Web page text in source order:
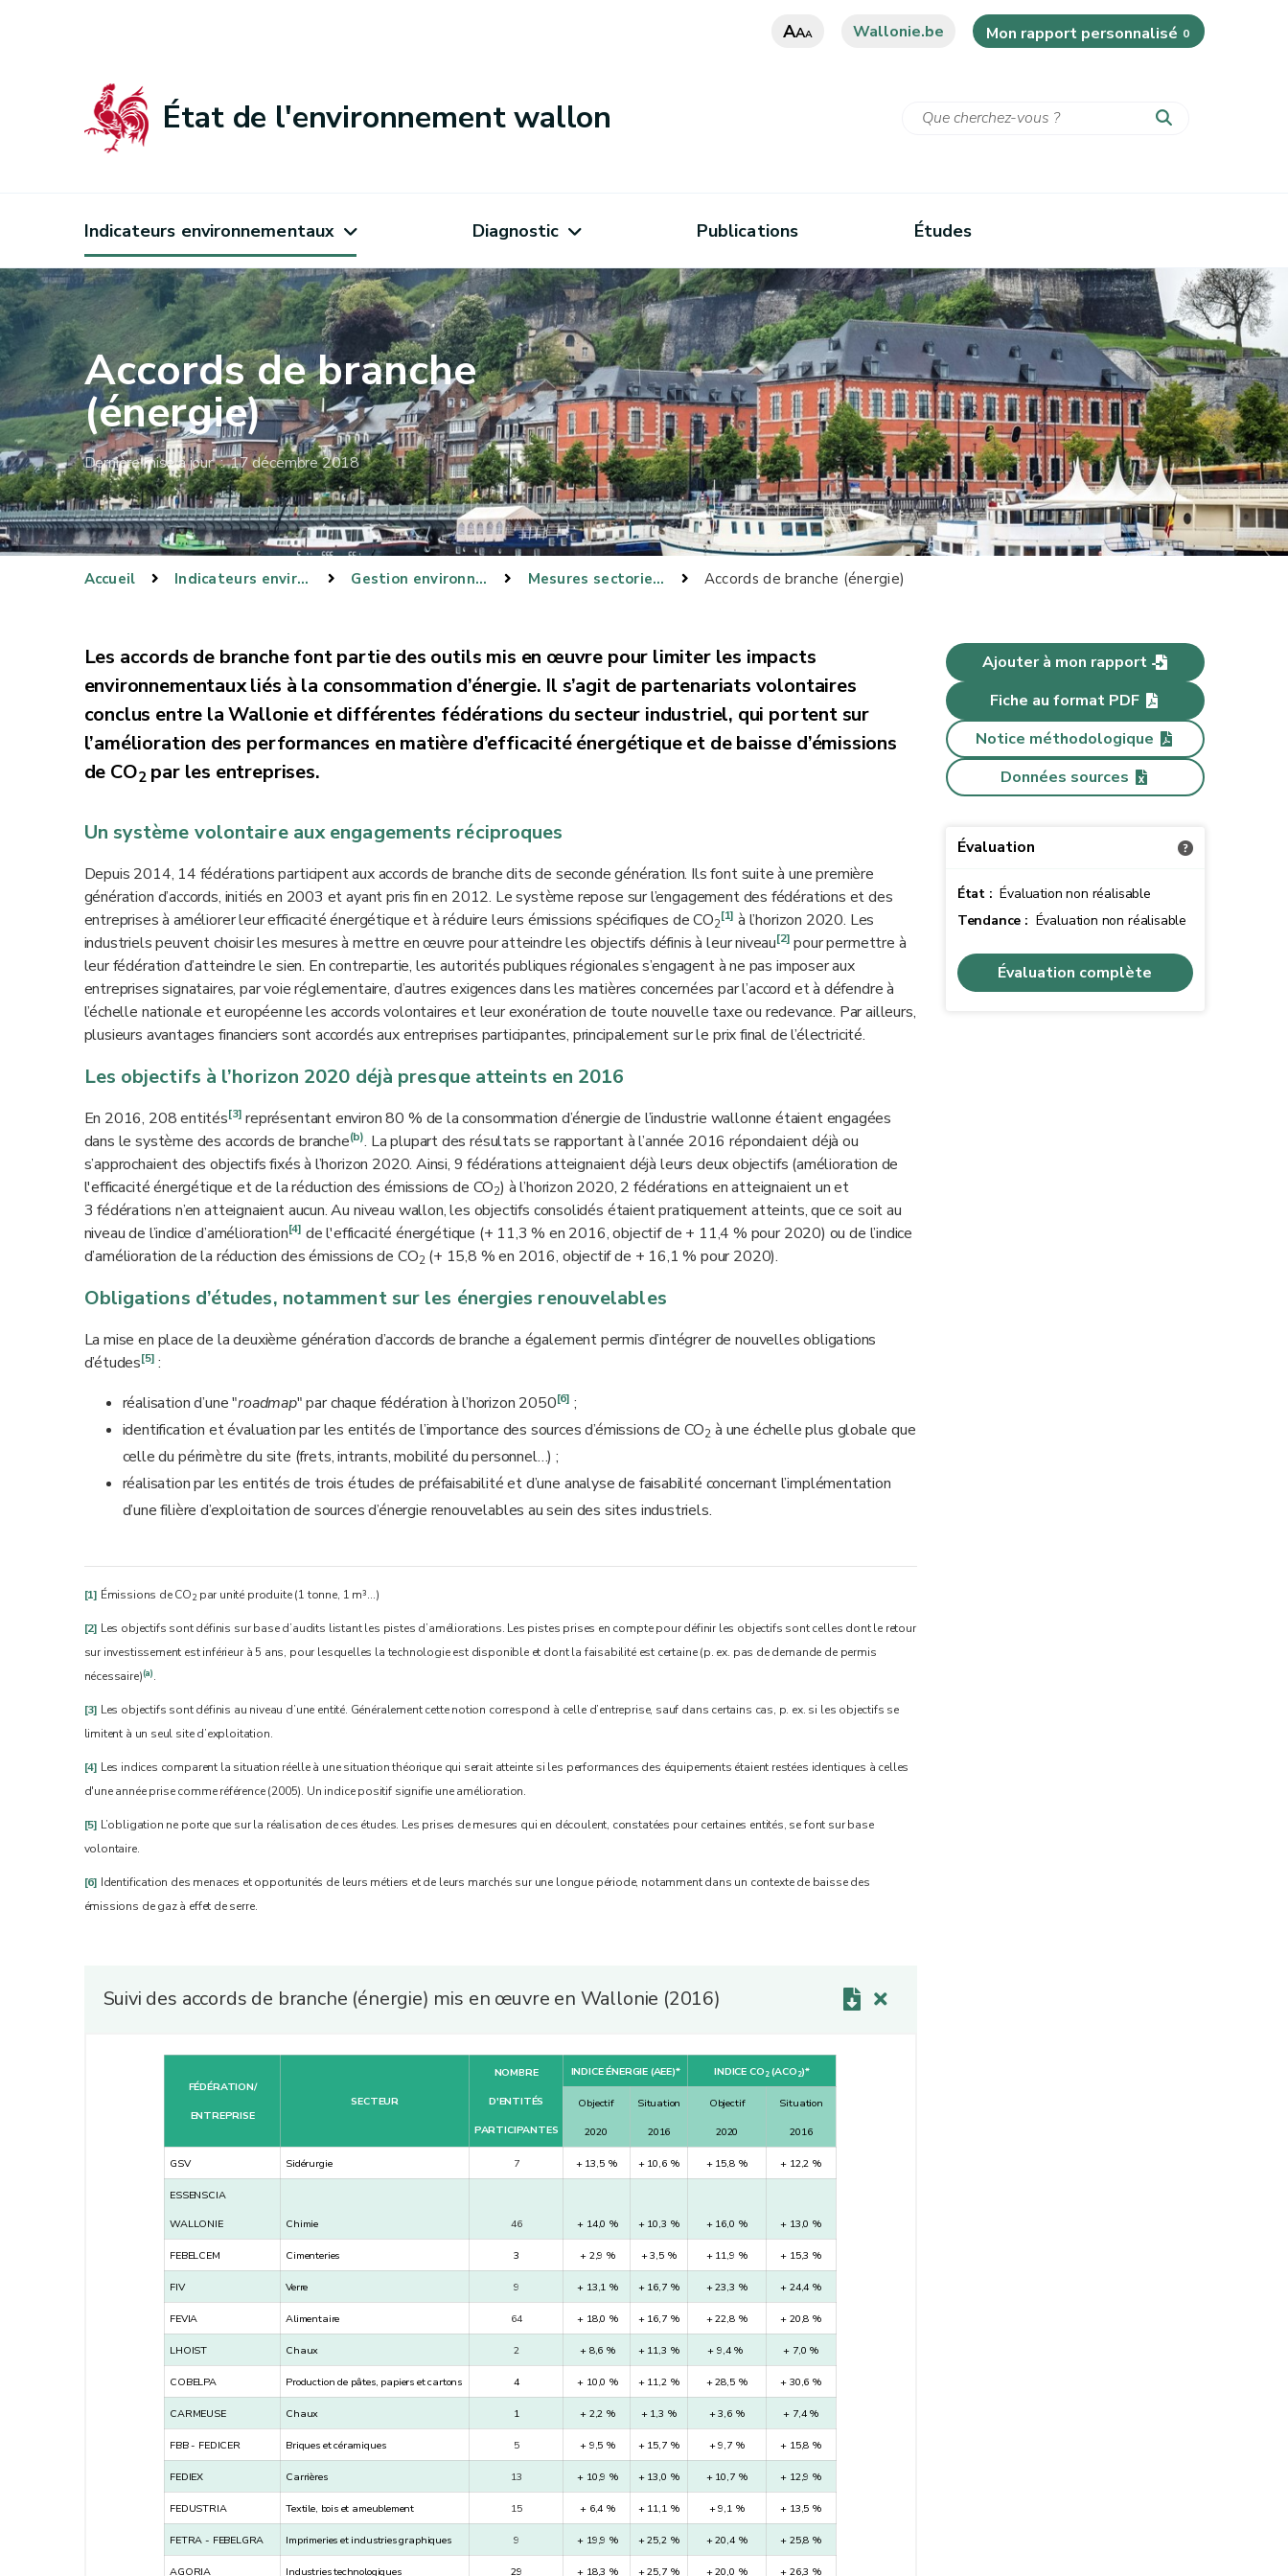
AAA Wallonie.be Mon rapport personnalisé 0
État de l'environnement wallon
Indicateurs environnementaux Diagnostic Publications Études
Accords de branche
(énergie)
Dernière mise à jour : 17 décembre 2018
Accueil Indicateurs environnementaux Gestion environnementale Mesures sectorielles Accords de branche (énergie)
Les accords de branche font partie des outils mis en œuvre pour limiter les impacts
environnementaux liés à la consommation d’énergie. Il s’agit de partenariats volontaires
conclus entre la Wallonie et différentes fédérations du secteur industriel, qui portent sur
l’amélioration des performances en matière d’efficacité énergétique et de baisse d’émissions
de CO2 par les entreprises.
Un système volontaire aux engagements réciproques
Depuis 2014, 14 fédérations participent aux accords de branche dits de seconde génération. Ils font suite à une première
génération d’accords, initiés en 2003 et ayant pris fin en 2012. Le système repose sur l’engagement des fédérations et des
entreprises à améliorer leur efficacité énergétique et à réduire leurs émissions spécifiques de CO2
[1] à l’horizon 2020. Les
industriels peuvent choisir les mesures à mettre en œuvre pour atteindre les objectifs définis à leur niveau[2] pour permettre à
leur fédération d’atteindre le sien. En contrepartie, les autorités publiques régionales s’engagent à ne pas imposer aux
entreprises signataires, par voie réglementaire, d’autres exigences dans les matières concernées par l’accord et à défendre à
l’échelle nationale et européenne les accords volontaires et leur exonération de toute nouvelle taxe ou redevance. Par ailleurs,
plusieurs avantages financiers sont accordés aux entreprises participantes, principalement sur le prix final de l’électricité.
Les objectifs à l’horizon 2020 déjà presque atteints en 2016
En 2016, 208 entités[3] représentant environ 80 % de la consommation d’énergie de l’industrie wallonne étaient engagées
dans le système des accords de branche(b). La plupart des résultats se rapportant à l’année 2016 répondaient déjà ou
s’approchaient des objectifs fixés à l’horizon 2020. Ainsi, 9 fédérations atteignaient déjà leurs deux objectifs (amélioration de
l'efficacité énergétique et de la réduction des émissions de CO2) à l’horizon 2020, 2 fédérations en atteignaient un et
3 fédérations n’en atteignaient aucun. Au niveau wallon, les objectifs consolidés étaient pratiquement atteints, que ce soit au
niveau de l’indice d’amélioration[4] de l'efficacité énergétique (+ 11,3 % en 2016, objectif de + 11,4 % pour 2020) ou de l’indice
d’amélioration de la réduction des émissions de CO2 (+ 15,8 % en 2016, objectif de + 16,1 % pour 2020).
Obligations d’études, notamment sur les énergies renouvelables
La mise en place de la deuxième génération d’accords de branche a également permis d’intégrer de nouvelles obligations
d’études[5] :
réalisation d’une "roadmap" par chaque fédération à l’horizon 2050[6] ;
identification et évaluation par les entités de l’importance des sources d’émissions de CO2 à une échelle plus globale que
celle du périmètre du site (frets, intrants, mobilité du personnel…) ;
réalisation par les entités de trois études de préfaisabilité et d’une analyse de faisabilité concernant l’implémentation
d’une filière d’exploitation de sources d’énergie renouvelables au sein des sites industriels.
[1] Émissions de CO2par unité produite (1 tonne, 1 m³…)
[2] Les objectifs sont définis sur base d’audits listant les pistes d’améliorations. Les pistes prises en compte pour définir les objectifs sont celles dont le retour
sur investissement est inférieur à 5 ans, pour lesquelles la technologie est disponible et dont la faisabilité est certaine (p. ex. pas de demande de permis
nécessaire)(a).
[3] Les objectifs sont définis au niveau d’une entité. Généralement cette notion correspond à celle d’entreprise, sauf dans certains cas, p. ex. si les objectifs se
limitent à un seul site d’exploitation.
[4] Les indices comparent la situation réelle à une situation théorique qui serait atteinte si les performances des équipements étaient restées identiques à celles
d'une année prise comme référence (2005). Un indice positif signifie une amélioration.
[5] L’obligation ne porte que sur la réalisation de ces études. Les prises de mesures qui en découlent, constatées pour certaines entités, se font sur base
volontaire.
[6] Identification des menaces et opportunités de leurs métiers et de leurs marchés sur une longue période, notamment dans un contexte de baisse des
émissions de gaz à effet de serre.
Suivi des accords de branche (énergie) mis en œuvre en Wallonie (2016)
FÉDÉRATION/
ENTREPRISE
SECTEUR
NOMBRE
D'ENTITÉS
PARTICIPANTES
INDICE ÉNERGIE (AEE)* INDICE CO2(ACO2)*
Objectif
2020
Situation
2016
Objectif
2020
Situation
2016
GSV Sidérurgie 7 + 13,5 % + 10,6 % + 15,8 % + 12,2 %
ESSENSCIA
WALLONIE
Chimie 46 + 14,0 % + 10,3 % + 16,0 % + 13,0 %
FEBELCEM Cimenteries 3 + 2,9 % + 3,5 % + 11,9 % + 15,3 %
FIV Verre 9 + 13,1 % + 16,7 % + 23,3 % + 24,4 %
FEVIA Alimentaire 64 + 18,0 % + 16,7 % + 22,8 % + 20,8 %
LHOIST Chaux 2 + 8,6 % + 11,3 % + 9,4 % + 7,0 %
COBELPA Production de pâtes, papiers et cartons 4 + 10,0 % + 11,2 % + 28,5 % + 30,6 %
CARMEUSE Chaux 1 + 2,2 % + 1,3 % + 3,6 % + 7,4 %
FBB - FEDICER Briques et céramiques 5 + 9,5 % + 15,7 % + 9,7 % + 15,8 %
FEDIEX Carrières 13 + 10,9 % + 13,0 % + 10,7 % + 12,9 %
FEDUSTRIA Textile, bois et ameublement 15 + 6,4 % + 11,1 % + 9,1 % + 13,5 %
FETRA - FEBELGRA Imprimeries et industries graphiques 9 + 19,9 % + 25,2 % + 20,4 % + 25,8 %
AGORIA Industries technologiques 29 + 18,3 % + 25,7 % + 20,0 % + 26,3 %
Ajouter à mon rapport
Fiche au format PDF
Notice méthodologique
Données sources
Évaluation
État : Évaluation non réalisable
Tendance : Évaluation non réalisable
Évaluation complète